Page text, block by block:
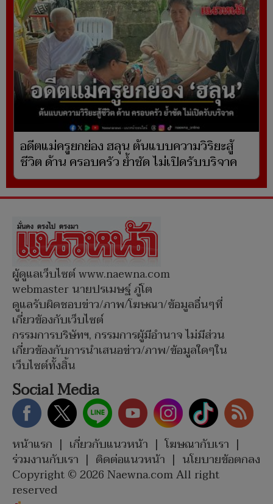
อดีตแม่ครูยกย่อง ฮลุน ต้นแบบความวิริยะสู้
ชีวิต ด้าน ครอบครัว ย้ำชัด ไม่เปิดรับบริจาค
ผู้ดูแลเว็บไซต์ www.naewna.com
webmaster นายปรเมษฐ์ ภู่โต
ดูแลรับผิดชอบข่าว/ภาพ/โฆษณา/ข้อมูลอื่นๆที่
เกี่ยวข้องกับเว็บไซต์
กรรมการบริษัทฯ, กรรมการผู้มีอำนาจ ไม่มีส่วน
เกี่ยวข้องกับการนำเสนอข่าว/ภาพ/ข้อมูลใดๆใน
เว็บไซต์ทั้งสิ้น
Social Media
หน้าแรก | เกี่ยวกับแนวหน้า | โฆษณากับเรา |
ร่วมงานกับเรา | ติดต่อแนวหน้า | นโยบายข้อตกลง
Copyright © 2026 Naewna.com All right
reserved